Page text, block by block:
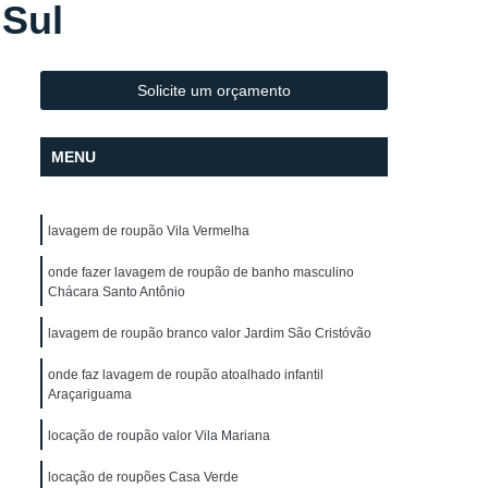
Lavagem de Toalha de Mesa
Lavagem de Toalha para Salão de Cabeleireiro
de Uniforme
Lavagem de Uniforme de Trabalho
de Uniforme Grande São Paulo
Lavagem de Uniforme São Paulo
Aluguel de Capa de Corte de Cabelo
Locação de Capa de Barbeiro
Solicite um orçamento
MENU
lavagem de roupão Vila Vermelha
onde fazer lavagem de roupão de banho masculino
Chácara Santo Antônio
lavagem de roupão branco valor Jardim São Cristóvão
onde faz lavagem de roupão atoalhado infantil
Araçariguama
locação de roupão valor Vila Mariana
locação de roupões Casa Verde